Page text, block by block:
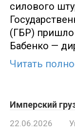
силового
(ГБР)
Бабенко —
Читать
Имперский
22.06.2026